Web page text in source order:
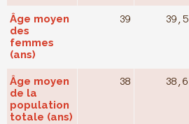
Âge moyen
des
femmes
(ans)
39 39,5
Âge moyen
de la
population
totale (ans)
38 38,6